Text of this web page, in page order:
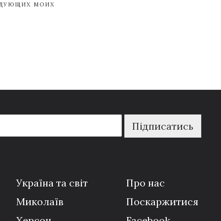
МОИХ
Підписатись
Україна та світ
Миколаїв
Про нас
Поскаржитися